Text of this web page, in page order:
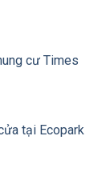
cư Times
tại Ecopark